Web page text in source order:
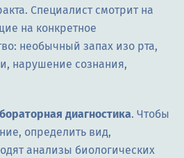
Специалист смотрит на
на конкретное
необычный запах изо рта,
нарушение сознания,
диагностика. Чтобы
определить вид,
анализы биологических